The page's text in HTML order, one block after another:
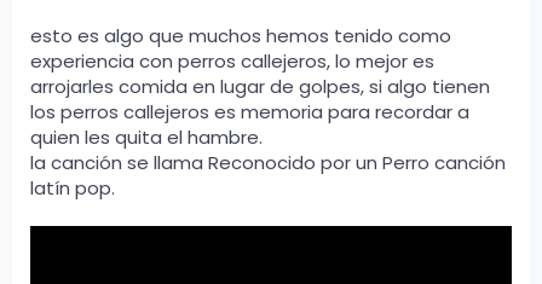
esto es algo que muchos hemos tenido como
experiencia con perros callejeros, lo mejor es
arrojarles comida en lugar de golpes, si algo tienen
los perros callejeros es memoria para recordar a
quien les quita el hambre.
la canción se llama Reconocido por un Perro canción
latín pop.